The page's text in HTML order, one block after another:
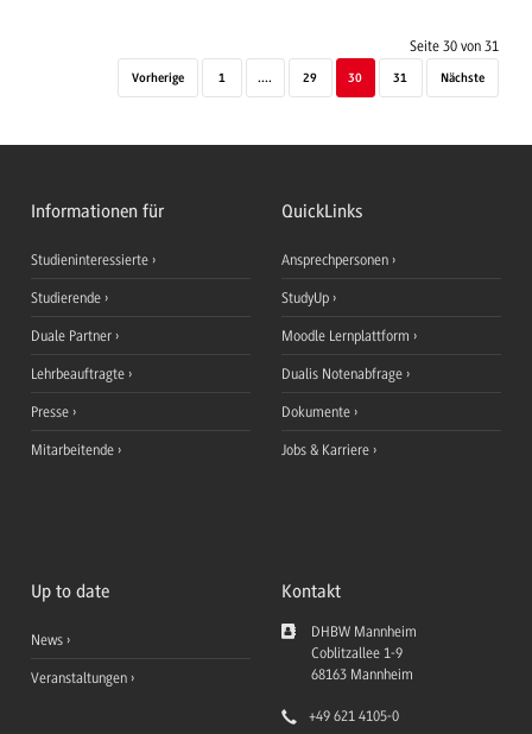
Seite 30 von 31
Vorherige 1 .... 29 30 31 Nächste
Informationen für
Studieninteressierte
Studierende
Duale Partner
Lehrbeauftragte
Presse
Mitarbeitende
QuickLinks
Ansprechpersonen
StudyUp
Moodle Lernplattform
Dualis Notenabfrage
Dokumente
Jobs & Karriere
Up to date
News
Veranstaltungen
Kontakt
DHBW Mannheim
Coblitzallee 1-9
68163 Mannheim
+49 621 4105-0